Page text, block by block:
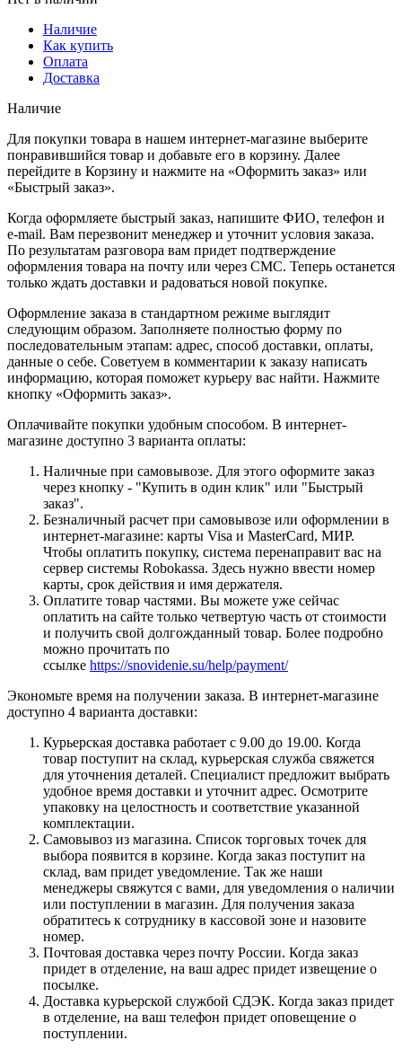
Наличие
Как купить
Оплата
Доставка
Наличие
Для покупки товара в нашем интернет-магазине выберите
понравившийся товар и добавьте его в корзину. Далее
перейдите в Корзину и нажмите на «Оформить заказ» или
«Быстрый заказ».
Когда оформляете быстрый заказ, напишите ФИО, телефон и
e-mail. Вам перезвонит менеджер и уточнит условия заказа.
По результатам разговора вам придет подтверждение
оформления товара на почту или через СМС. Теперь останется
только ждать доставки и радоваться новой покупке.
Оформление заказа в стандартном режиме выглядит
следующим образом. Заполняете полностью форму по
последовательным этапам: адрес, способ доставки, оплаты,
данные о себе. Советуем в комментарии к заказу написать
информацию, которая поможет курьеру вас найти. Нажмите
кнопку «Оформить заказ».
Оплачивайте покупки удобным способом. В интернет-
магазине доступно 3 варианта оплаты:
Наличные при самовывозе. Для этого оформите заказ
через кнопку - "Купить в один клик" или "Быстрый
заказ".
Безналичный расчет при самовывозе или оформлении в
интернет-магазине: карты Visa и MasterCard, МИР.
Чтобы оплатить покупку, система перенаправит вас на
сервер системы Robokassa. Здесь нужно ввести номер
карты, срок действия и имя держателя.
Оплатите товар частями. Вы можете уже сейчас
оплатить на сайте только четвертую часть от стоимости
и получить свой долгожданный товар. Более подробно
можно прочитать по
ссылке https://snovidenie.su/help/payment/
Экономьте время на получении заказа. В интернет-магазине
доступно 4 варианта доставки:
Курьерская доставка работает с 9.00 до 19.00. Когда
товар поступит на склад, курьерская служба свяжется
для уточнения деталей. Специалист предложит выбрать
удобное время доставки и уточнит адрес. Осмотрите
упаковку на целостность и соответствие указанной
комплектации.
Самовывоз из магазина. Список торговых точек для
выбора появится в корзине. Когда заказ поступит на
склад, вам придет уведомление. Так же наши
менеджеры свяжутся с вами, для уведомления о наличии
или поступлении в магазин. Для получения заказа
обратитесь к сотруднику в кассовой зоне и назовите
номер.
Почтовая доставка через почту России. Когда заказ
придет в отделение, на ваш адрес придет извещение о
посылке.
Доставка курьерской службой СДЭК. Когда заказ придет
в отделение, на ваш телефон придет оповещение о
поступлении.